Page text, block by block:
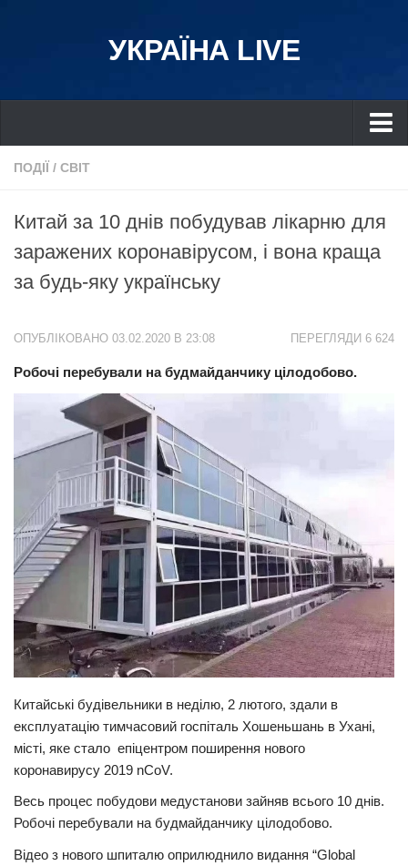
УКРАЇНА LIVE
Україна
Дніпро
Львів
Івано-Франківськ
Донбас
Одеса
Схід
Прикарпаття
Економіка
Політика
Світ
Цікаво
Технології
Історії
Привітання
Здоров’я
Події
ПОДІЇ / СВІТ
Китай за 10 днів побудував лікарню для
заражених коронавірусом, і вона краща
за будь-яку українську
ПЕРЕГЛЯДИ 6 624
ОПУБЛІКОВАНО 03.02.2020 В 23:08
Робочі перебували на будмайданчику цілодобово.
Китайські будівельники в неділю, 2 лютого, здали в
експлуатацію тимчасовий госпіталь Хошеньшань в Ухані,
місті, яке стало епіцентром поширення нового
коронавирусу 2019 nCoV.
Весь процес побудови медустанови зайняв всього 10 днів.
Робочі перебували на будмайданчику цілодобово.
Відео з нового шпиталю оприлюднило видання “Global